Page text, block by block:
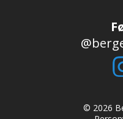
© 2026